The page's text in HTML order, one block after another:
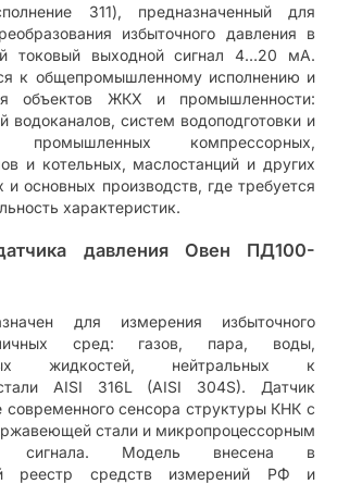
311), предназначенный для
избыточного давления в
токовый выходной сигнал 4…20 мА.
к общепромышленному исполнению и
объектов ЖКХ и промышленности:
водоканалов, систем водоподготовки и
промышленных компрессорных,
и котельных, маслостанций и других
и основных производств, где требуется
характеристик.
давления Овен ПД100-
для измерения избыточного
сред: газов, пара, воды,
жидкостей, нейтральных к
AISI 316L (AISI 304S). Датчик
современного сенсора структуры КНК с
стали и микропроцессорным
сигнала. Модель внесена в
реестр средств измерений РФ и